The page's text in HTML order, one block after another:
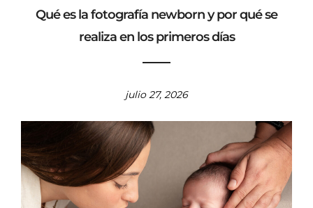
Qué es la fotografía newborn y por qué se
realiza en los primeros días
julio 27, 2026